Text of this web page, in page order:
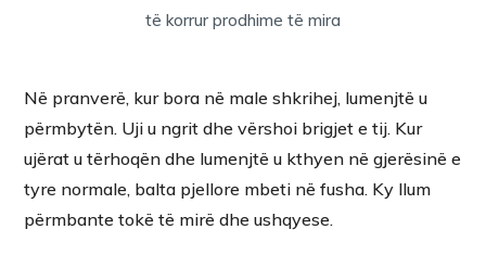
të korrur prodhime të mira
Në pranverë, kur bora në male shkrihej, lumenjtë u
përmbytën. Uji u ngrit dhe vërshoi brigjet e tij. Kur
ujërat u tërhoqën dhe lumenjtë u kthyen në gjerësinë e
tyre normale, balta pjellore mbeti në fusha. Ky llum
përmbante tokë të mirë dhe ushqyese.